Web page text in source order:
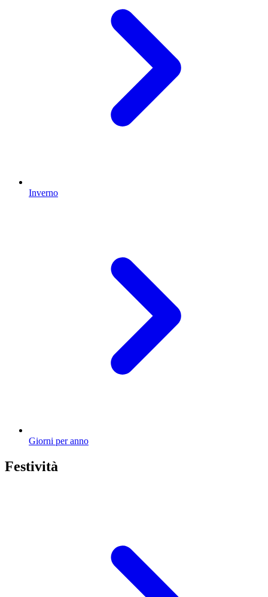
Inverno
Giorni per anno
Festività